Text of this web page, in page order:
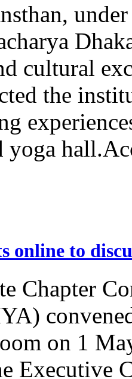
cultural
the
yoga
online to
Chapter
on 1
Executive